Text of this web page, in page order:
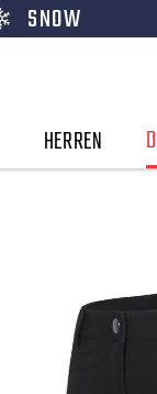
SNOW
HERREN